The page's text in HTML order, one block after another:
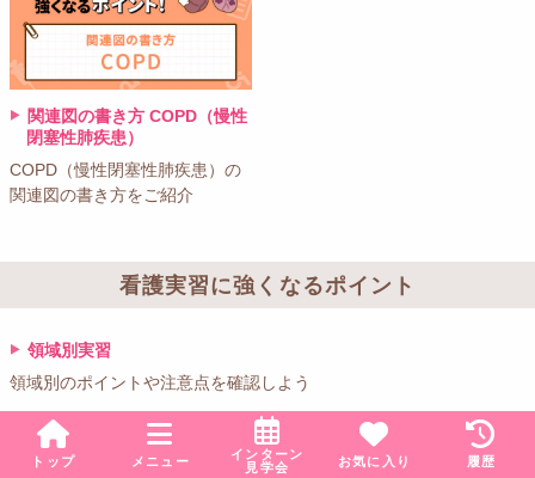
トップ メニュー
インターン
見学会
お気に入り 履歴
関連図の書き方 COPD（慢性
閉塞性肺疾患）
COPD（慢性閉塞性肺疾患）の
関連図の書き方をご紹介
看護実習に強くなるポイント
領域別実習
領域別のポイントや注意点を確認しよう
関連図の書き方